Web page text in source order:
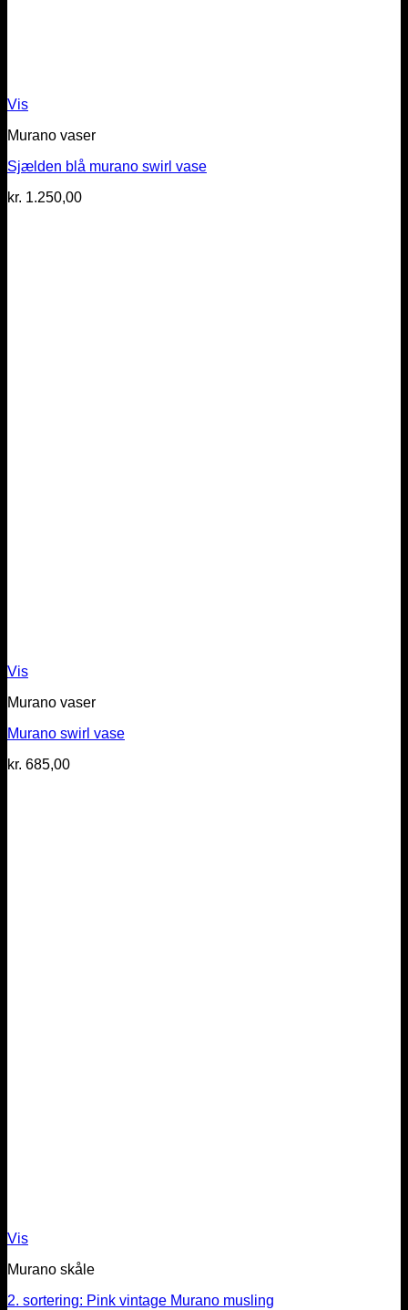
Vis
Murano vaser
Sjælden blå murano swirl vase
kr. 1.250,00
Vis
Murano vaser
Murano swirl vase
kr. 685,00
Vis
Murano skåle
2. sortering: Pink vintage Murano musling